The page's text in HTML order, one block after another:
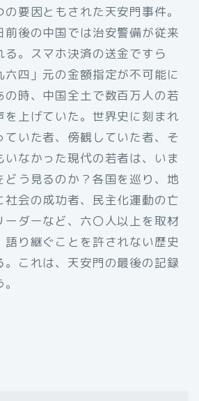
要因ともされた天安門事件。
前後の中国では治安警備が従来
る。スマホ決済の送金ですら
六四」元の金額指定が不可能に
の時、中国全土で数百万人の若
を上げていた。世界史に刻まれ
ていた者、傍観していた者、そ
いなかった現代の若者は、いま
どう見るのか？各国を巡り、地
社会の成功者、民主化運動の亡
ーダーなど、六〇人以上を取材
語り継ぐことを許されない歴史
。これは、天安門の最後の記録